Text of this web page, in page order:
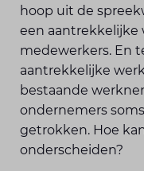
hoop uit de
een aantrekkelijke
medewerkers. En
aantrekkelijke
bestaande
ondernemers
getrokken. Hoe
onderscheiden?